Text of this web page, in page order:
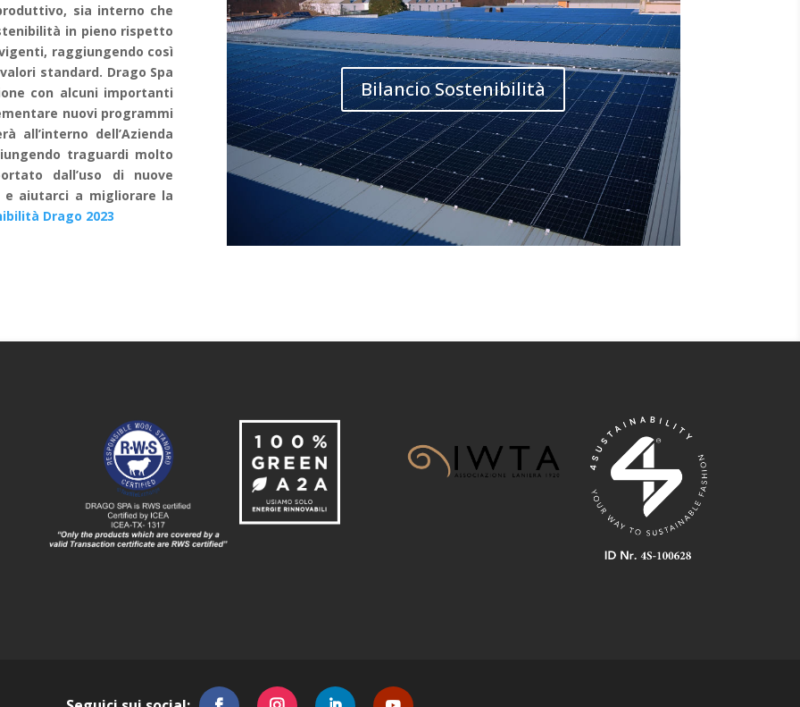
sia interno che
in pieno rispetto
raggiungendo così
standard. Drago Spa
con alcuni importanti
nuovi programmi
all’interno dell’Azienda
traguardi molto
dall’uso di nuove
e aiutarci a migliorare la
Drago 2023
Bilancio Sostenibilità